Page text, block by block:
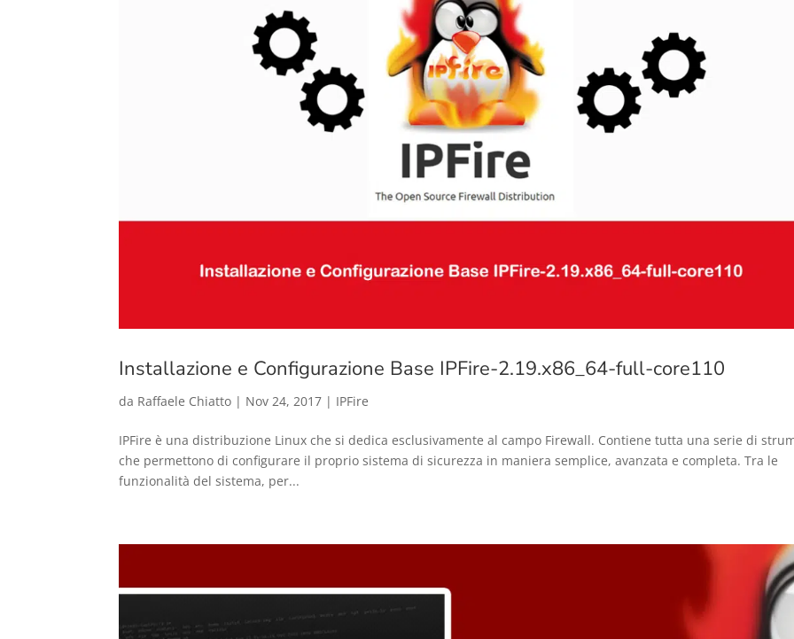
Installazione e Configurazione Base IPFire-2.19.x86_64-full-core110
da Raffaele Chiatto | Nov 24, 2017 | IPFire
IPFire è una distribuzione Linux che si dedica esclusivamente al campo Firewall. Contiene tutta una serie di
che permettono di configurare il proprio sistema di sicurezza in maniera semplice, avanzata e completa. Tra le
funzionalità del sistema, per...